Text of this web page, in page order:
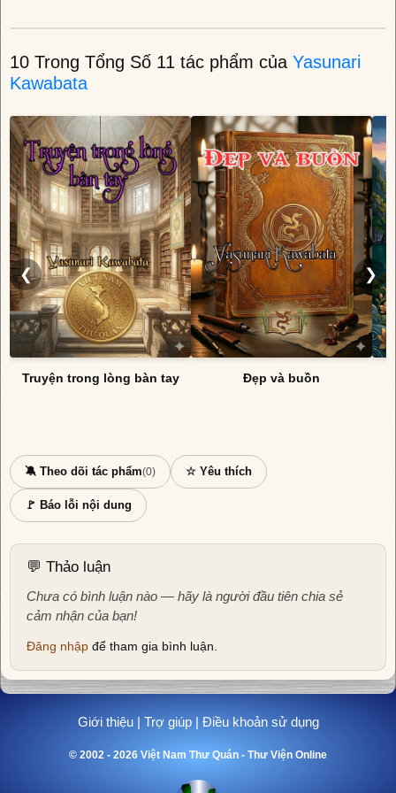
10 Trong Tổng Số 11 tác phẩm của Yasunari
Kawabata
❮
Truyện trong lòng bàn tay Đẹp và buồn
❯
🔕 Theo dõi tác phẩm(0) ☆ Yêu thích
🚩 Báo lỗi nội dung
💬 Thảo luận
Chưa có bình luận nào — hãy là người đầu tiên chia sẻ
cảm nhận của bạn!
Đăng nhập để tham gia bình luận.
Giới thiệu| Trợ giúp| Điều khoản sử dụng
© 2002 - 2026 Việt Nam Thư Quán - Thư Viện Online